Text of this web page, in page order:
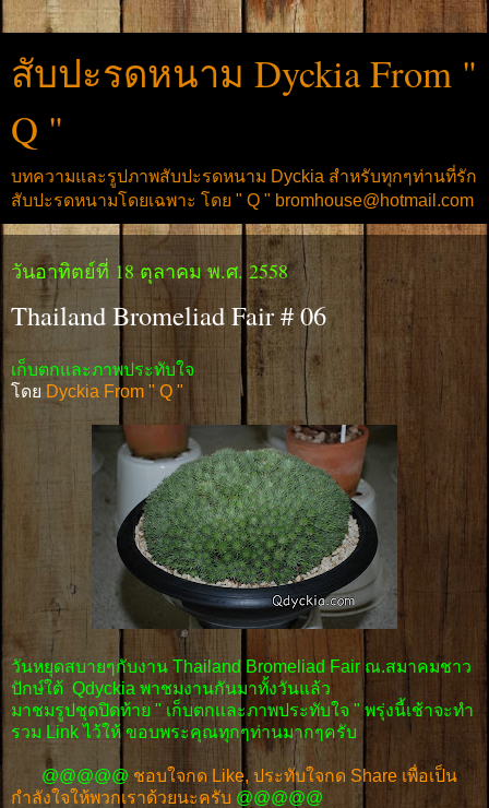
สับปะรดหนาม Dyckia From "
Q "
บทความและรูปภาพสับปะรดหนาม Dyckia สำหรับทุกๆท่านที่รัก
สับปะรดหนามโดยเฉพาะ โดย " Q " bromhouse@hotmail.com
วันอาทิตย์ที่ 18 ตุลาคม พ.ศ. 2558
Thailand Bromeliad Fair # 06
เก็บตกและภาพประทับใจ
โดย Dyckia From " Q "
วันหยุดสบายๆกับงาน Thailand Bromeliad Fair ณ.สมาคมชาว
ปักษ์ใต้ Qdyckia พาชมงานกันมาทั้งวันแล้ว
มาชมรูปชุดปิดท้าย " เก็บตกเเละภาพประทับใจ " พรุ่งนี้เช้าจะทำ
รวม Link ไว้ให้ ขอบพระคุณทุกๆท่านมากๆครับ
@@@@@ ชอบใจกด Like, ประทับใจกด Share เพื่อเป็น
กำลังใจให้พวกเราด้วยนะครับ @@@@@